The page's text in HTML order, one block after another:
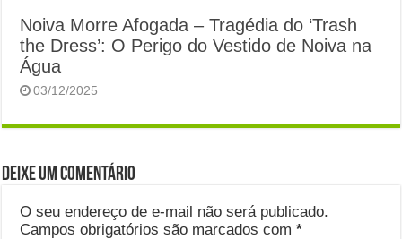
Noiva Morre Afogada – Tragédia do ‘Trash
the Dress’: O Perigo do Vestido de Noiva na
Água
03/12/2025
Deixe um comentário
O seu endereço de e-mail não será publicado.
Campos obrigatórios são marcados com*